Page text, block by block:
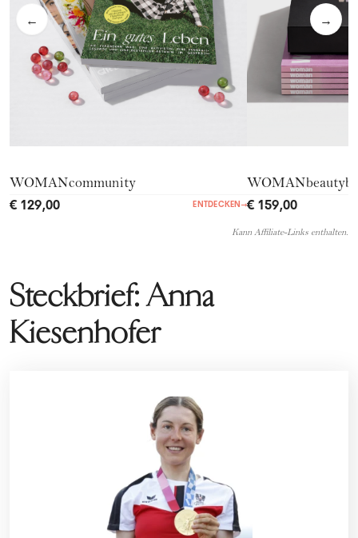
← →
WOMANcommunity
€ 129,00 ENTDECKEN →€ 159,00
Kann Affiliate-Links enthalten.
Steckbrief: Anna
Kiesenhofer